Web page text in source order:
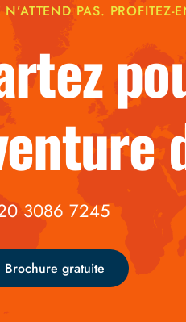
PAS. PROFITEZ-
3086 7245
Brochure gratuite